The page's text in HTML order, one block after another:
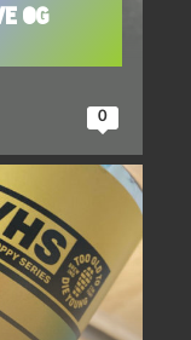
og
0